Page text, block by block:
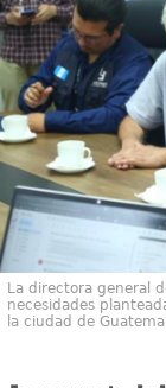
La directora general
necesidades
la ciudad de